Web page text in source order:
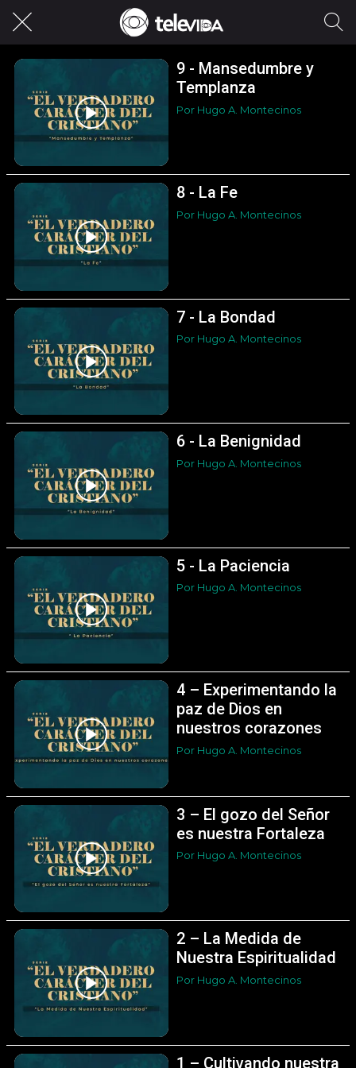
9 - Mansedumbre y
Templanza
Por Hugo A. Montecinos
8 - La Fe
Por Hugo A. Montecinos
7 - La Bondad
Por Hugo A. Montecinos
6 - La Benignidad
Por Hugo A. Montecinos
5 - La Paciencia
Por Hugo A. Montecinos
4 – Experimentando la
paz de Dios en
nuestros corazones
Por Hugo A. Montecinos
3 – El gozo del Señor
es nuestra Fortaleza
Por Hugo A. Montecinos
2 – La Medida de
Nuestra Espiritualidad
Por Hugo A. Montecinos
1 – Cultivando nuestra